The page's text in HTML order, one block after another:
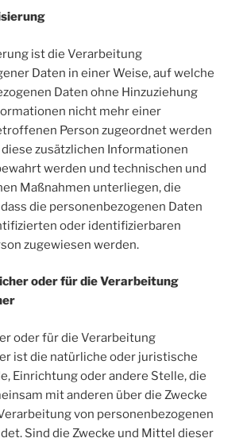
ist die Verarbeitung
Daten in einer Weise, auf welche
Daten ohne Hinzuziehung
nicht mehr einer
Person zugeordnet werden
zusätzlichen Informationen
werden und technischen und
Maßnahmen unterliegen, die
die personenbezogenen Daten
oder identifizierbaren
zugewiesen werden.
oder für die Verarbeitung
oder für die Verarbeitung
ist die natürliche oder juristische
Einrichtung oder andere Stelle, die
mit anderen über die Zwecke
von personenbezogenen
Sind die Zwecke und Mittel dieser